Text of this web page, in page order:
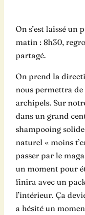
On s’est laissé un
matin : 8h30,
partagé.
On prend la
nous permettra de
archipels. Sur
dans un grand
shampooing
naturel « moins
passer par le
un moment pour
finira avec un
l’intérieur. Ça
a hésité un